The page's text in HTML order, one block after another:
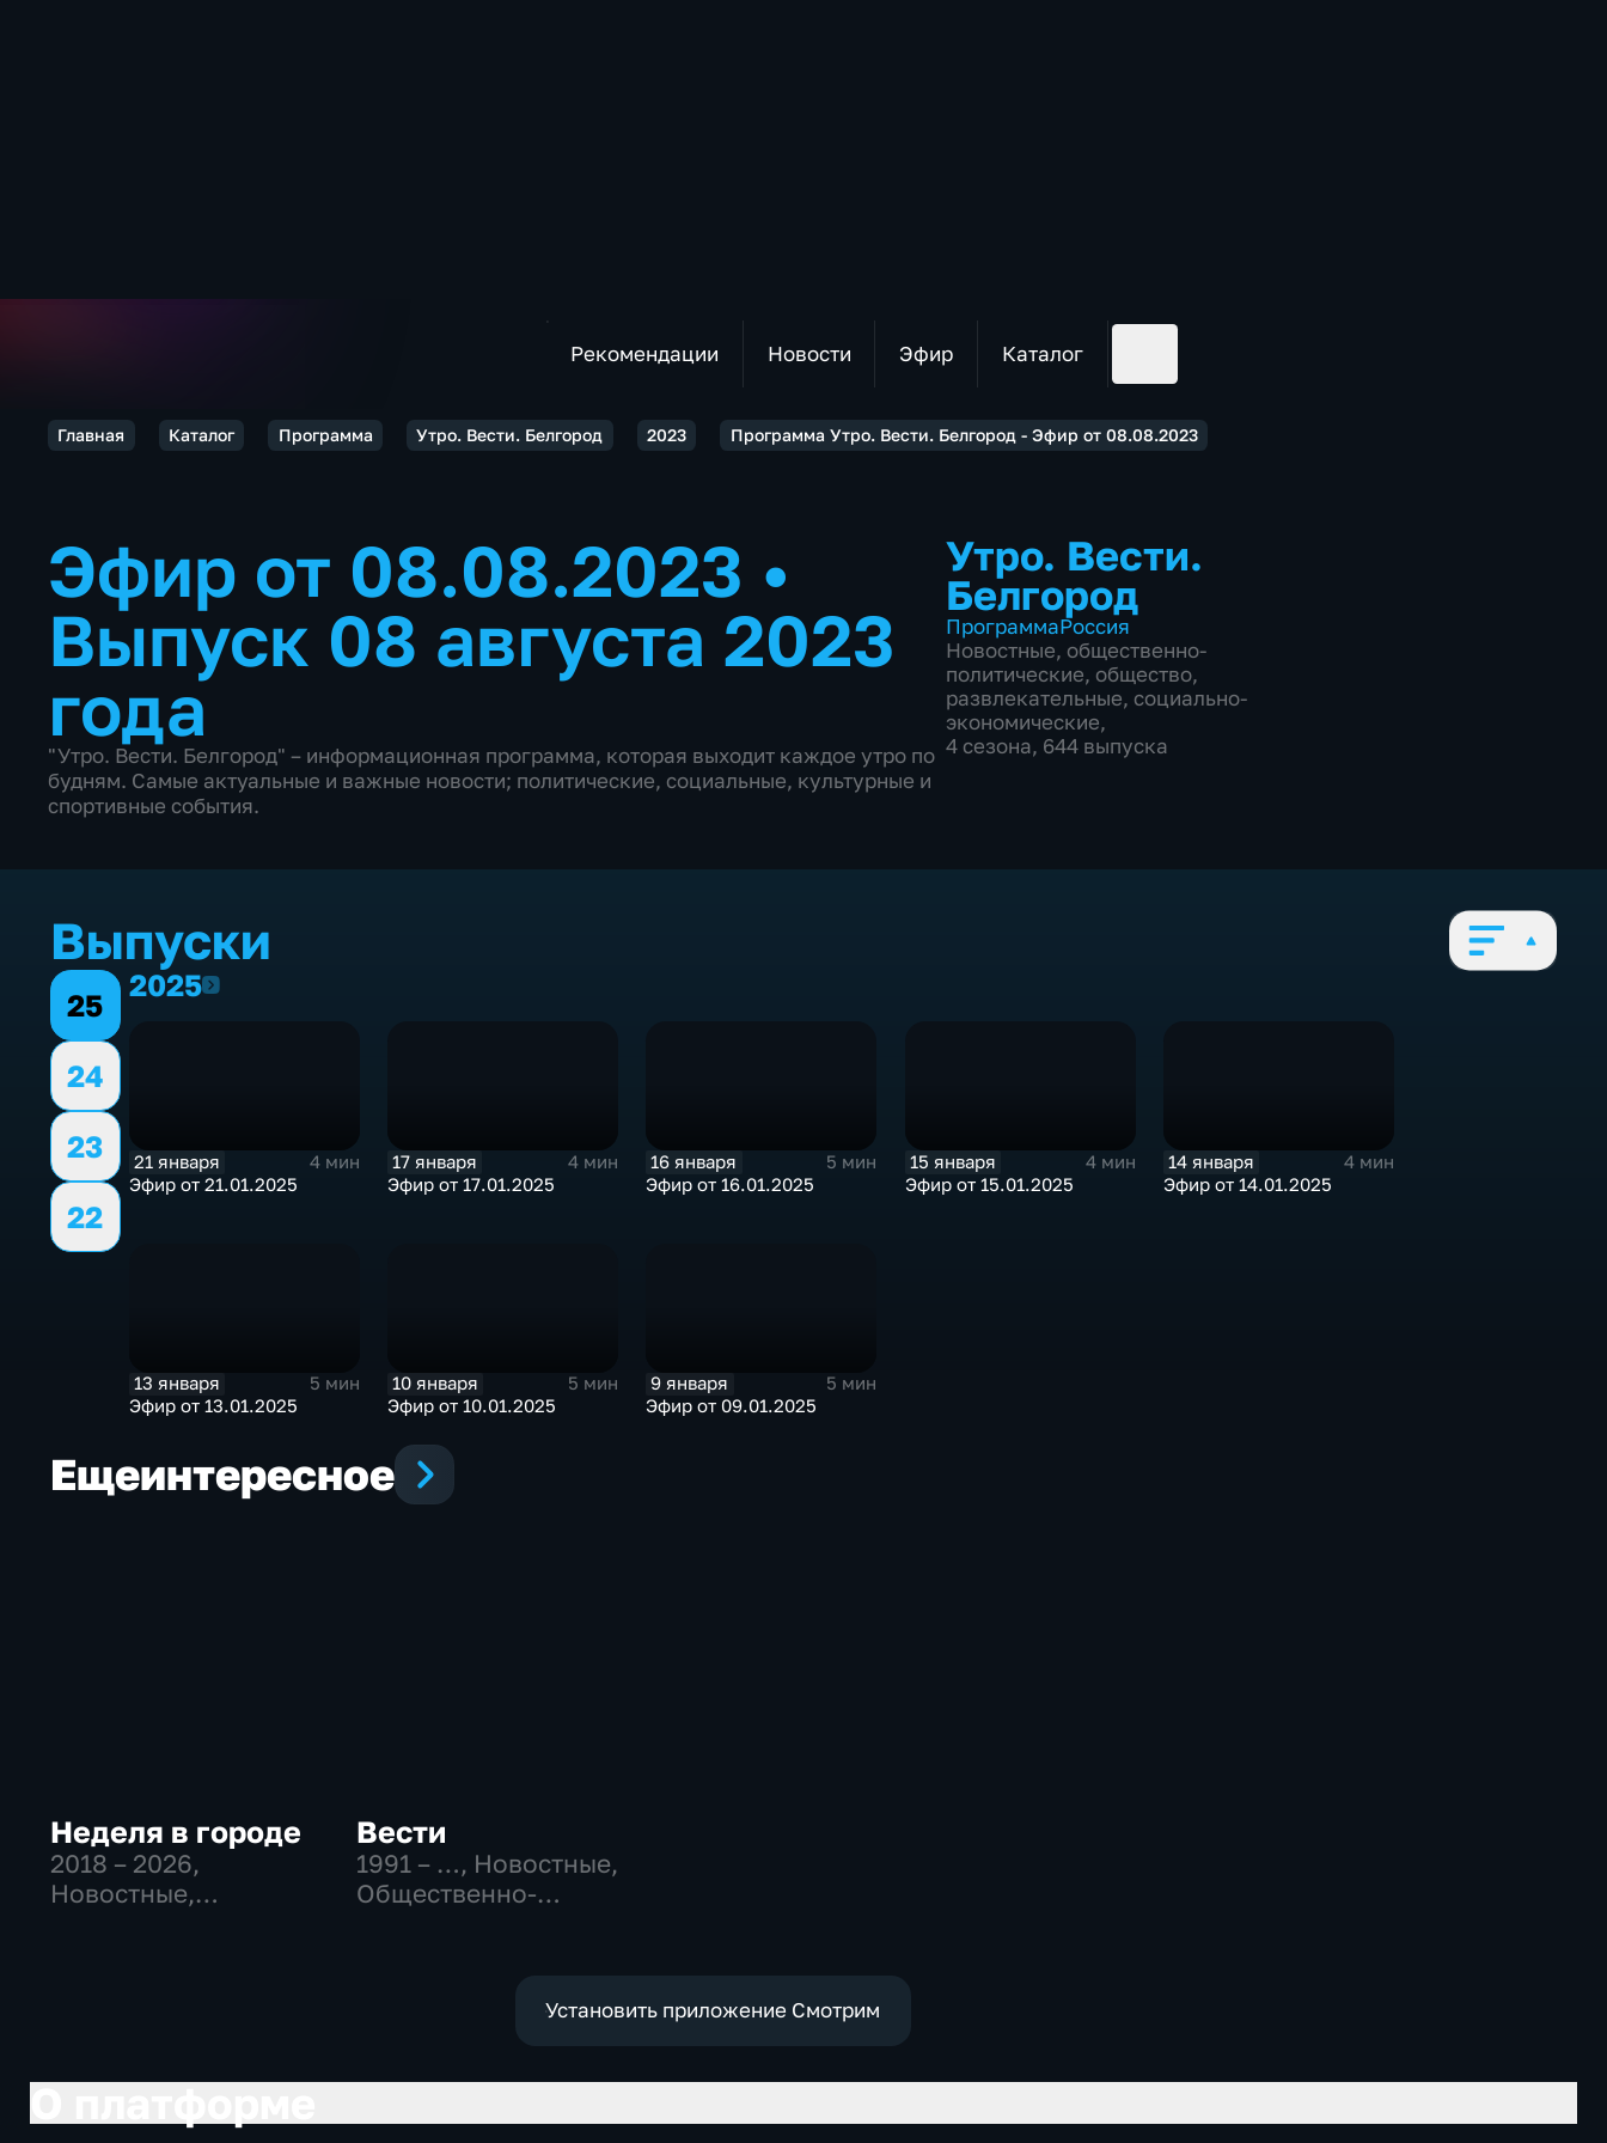
Рекомендации Новости Эфир Каталог
Главная Каталог Программа Утро. Вести. Белгород 2023 Программа Утро. Вести. Белгород - Эфир от 08.08.2023
Эфир от 08.08.2023 •
Выпуск 08 августа 2023
года
"Утро. Вести. Белгород" – информационная программа, которая выходит каждое утро по
будням. Самые актуальные и важные новости; политические, социальные, культурные и
спортивные события.
Утро. Вести.
Белгород
ПрограммаРоссия
Новостные, общественно-
политические, общество,
развлекательные, социально-
экономические,
4 сезона, 644 выпуска
Выпуски
25
24
23
22
20252025
21 января
4 мин
Эфир от 21.01.2025
17 января
4 мин
Эфир от 17.01.2025
16 января
5 мин
Эфир от 16.01.2025
15 января
4 мин
Эфир от 15.01.2025
14 января
4 мин
Эфир от 14.01.2025
13 января
5 мин
Эфир от 13.01.2025
10 января
5 мин
Эфир от 10.01.2025
9 января
5 мин
Эфир от 09.01.2025
Ещеинтересное
Неделя в городе
2018 – 2026,
Новостные,
Вести
1991 – …, Новостные,
Общественно-
Установить приложение Смотрим